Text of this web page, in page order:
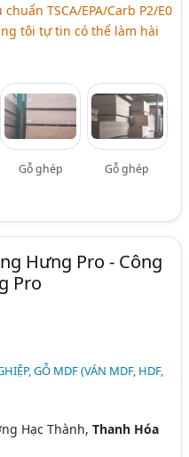
TSCA/EPA/Carb P2/E0
tôi tự tin có thể làm hài
Gỗ ghép Gỗ ghép
Hưng Pro - Công
Pro
GỖ MDF (VÁN MDF, HDF,
Hạc Thành,Thanh Hóa